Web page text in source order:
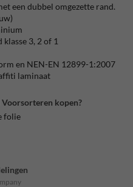
een dubbel omgezette rand.
3, 2 of 1
en NEN-EN 12899-1:2007
laminaat
kopen?
folie